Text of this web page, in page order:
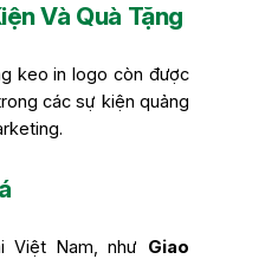
Và Quà Tặng
keo in logo còn được
các sự kiện quảng
Việt Nam, như Giao